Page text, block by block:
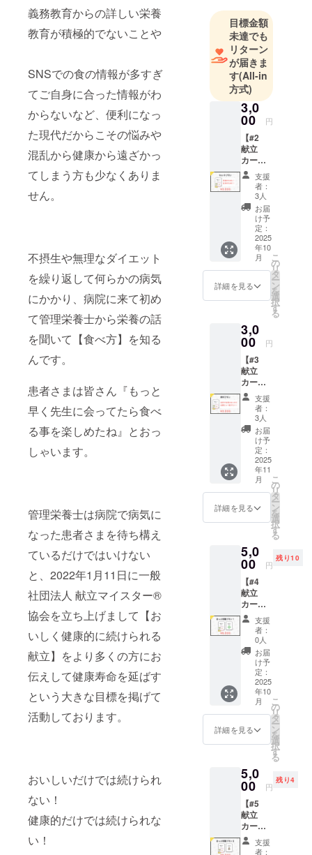
義務教育からの詳しい栄養
教育が積極的でないことや
SNSでの食の情報が多すぎ
てご自身に合った情報がわ
からないなど、便利になっ
た現代だからこその悩みや
混乱から健康から遠ざかっ
てしまう方も少なくありま
せん。
不摂生や無理なダイエット
を繰り返して何らかの病気
にかかり、病院に来て初め
て管理栄養士から栄養の話
を聞いて【食べ方】を知る
んです。
患者さまは皆さん『もっと
早く先生に会ってたら食べ
る事を楽しめたね』とおっ
しゃいます。
管理栄養士は病院で病気に
なった患者さまを待ち構え
ているだけではいけない
と、2022年1月11日に一般
社団法人 献立マイスター®️
協会を立ち上げまして【お
いしく健康的に続けられる
献立】をより多くの方にお
伝えして健康寿命を延ばす
という大きな目標を掲げて
活動しております。
おいしいだけでは続けられ
ない！
健康的だけでは続けられな
い！
目標金額
未達でも
リターン
が届きま
す(All-in
方式)
3,0
00 円
【#2
献立
カード1
セッ
ト】 ●
献立
カード1
セット
□ 内
容： 献
立カー
ド 110
枚セッ
ト ・
100枚：
考メ
ニュー
付き ・
10枚：
白紙
カード
（自由
に記入
できま
す） ・
使い方
説明書
（1枚）
※送料込
届け時
期 2025
予定し
ていま
納期に
より前
後する
場合が
ござい
ます。
詳細は
メール
でご案
内いた
しま
す。
支援
者：
3人
お届
け予
定：
2025
年10
月
詳細を見る
こ
の
リ
タ
ー
ン
を
選
択
す
る
3,0
00 円
【#3
献立
カード1
セット
（寄
付）】
● 献立
カード1
セット
（寄
付）
「自分
では使
わない
けれ
ている
人へ届
けた
い」 そ
んな想
いを形
にする
支援プ
ランで
す。 □
内容：
献立
カード
110枚
セット
・100
枚：イ
ニュー
付き ・
白紙
カード
（自由
に記入
できま
支援
者：
3人
お届
け予
定：
2025
年11
月
詳細を見る
こ
の
リ
タ
ー
ン
を
選
択
す
る
5,0
00 円
残り10
【#4
献立
カード1
セット
＋ オン
ライン
レク
チャー
立カー
ド1セッ
容： 献
立カー
ド 110
100枚：
イラス
ト＋参
考メ
ニュー
付き ・
10枚：
白紙
支援
者：
0人
お届
け予
定：
2025
年10
月
詳細を見る
こ
の
リ
タ
ー
ン
を
選
択
す
る
5,0
00 円
残り4
【#5
献立
カード1
セット
＋ 栄養
支援
者：